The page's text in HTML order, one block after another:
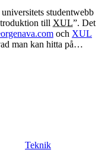
studentwebb
till XUL”. Det
och XUL
man kan hitta på…
Teknik